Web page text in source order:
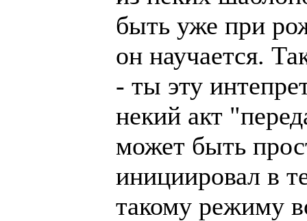
быть уже при
он научается.
- ты эту
некий акт
может быть
инициировал в
такому режиму